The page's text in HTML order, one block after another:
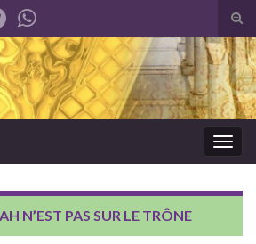
N’EST PAS SUR LE TRÔNE